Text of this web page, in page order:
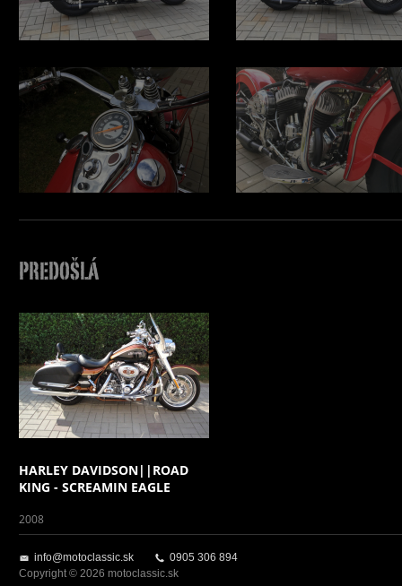
PREDOŠLÁ
HARLEY DAVIDSON||ROAD
KING - SCREAMIN EAGLE
2008
info@motoclassic.sk
0905 306 894
Copyright © 2026 motoclassic.sk